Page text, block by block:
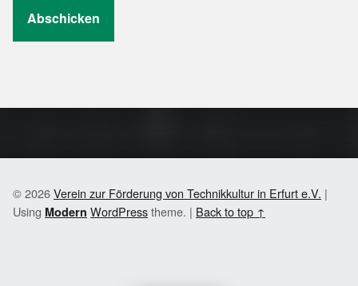
© 2026Verein zur Förderung von Technikkultur in Erfurt e.V. |
Using Modern WordPresstheme. | Back to top ↑